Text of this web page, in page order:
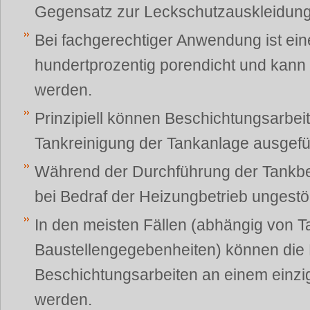
Gegensatz zur
Bei fachgerechtiger Anwendung ist
hundertprozentig porendicht und
werden.
Prinzipiell können
Tankreinigung der Tankanlage
Während der Durchführung der
bei Bedraf der Heizungbetrieb
In den meisten Fällen (abhängig von
Baustellengegebenheiten) können
Beschichtungsarbeiten an einem
werden.